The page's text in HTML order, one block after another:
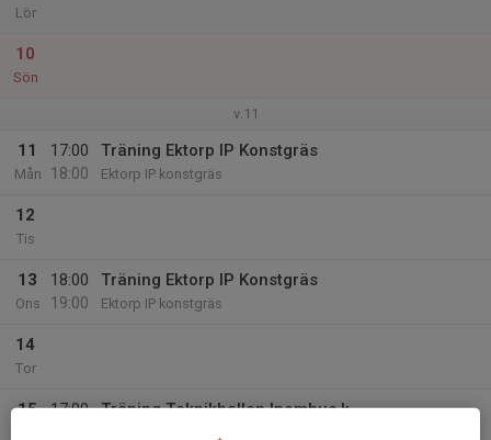
Lör
10
Sön
v.11
11
Mån
17:00
18:00
Träning Ektorp IP Konstgräs
Ektorp IP konstgräs
12
Tis
13
Ons
18:00
19:00
Träning Ektorp IP Konstgräs
Ektorp IP konstgräs
14
Tor
15
17:00
Träning Teknikhallen Inomhus k